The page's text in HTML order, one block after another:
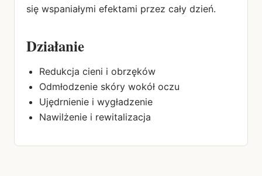
się wspaniałymi efektami przez cały dzień.
Działanie
Redukcja cieni i obrzęków
Odmłodzenie skóry wokół oczu
Ujędrnienie i wygładzenie
Nawilżenie i rewitalizacja